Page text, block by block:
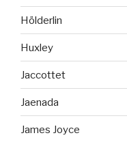
Hölderlin
Huxley
Jaccottet
Jaenada
James Joyce